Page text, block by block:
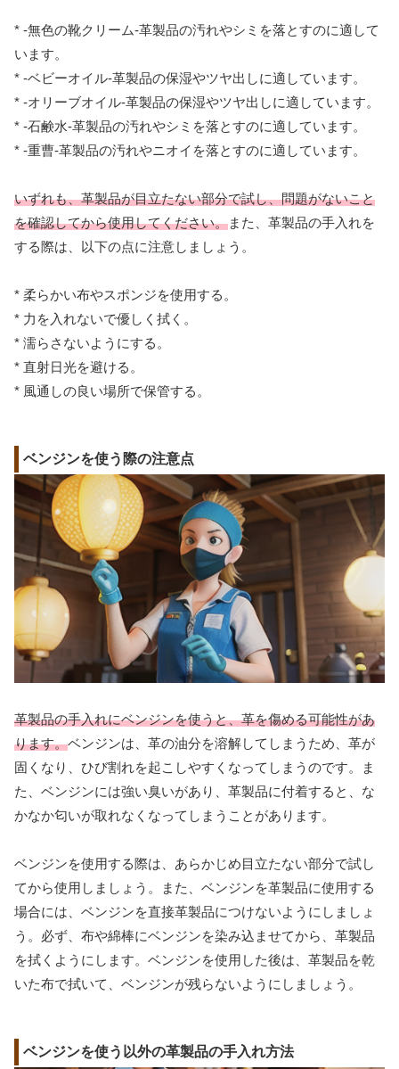
* -無色の靴クリーム-革製品の汚れやシミを落とすのに適して
います。
* -ベビーオイル-革製品の保湿やツヤ出しに適しています。
* -オリーブオイル-革製品の保湿やツヤ出しに適しています。
* -石鹸水-革製品の汚れやシミを落とすのに適しています。
* -重曹-革製品の汚れやニオイを落とすのに適しています。
いずれも、革製品が目立たない部分で試し、問題がないこと
を確認してから使用してください。また、革製品の手入れを
する際は、以下の点に注意しましょう。
* 柔らかい布やスポンジを使用する。
* 力を入れないで優しく拭く。
* 濡らさないようにする。
* 直射日光を避ける。
* 風通しの良い場所で保管する。
ベンジンを使う際の注意点
革製品の手入れにベンジンを使うと、革を傷める可能性があ
ります。ベンジンは、革の油分を溶解してしまうため、革が
固くなり、ひび割れを起こしやすくなってしまうのです。ま
た、ベンジンには強い臭いがあり、革製品に付着すると、な
かなか匂いが取れなくなってしまうことがあります。
ベンジンを使用する際は、あらかじめ目立たない部分で試し
てから使用しましょう。また、ベンジンを革製品に使用する
場合には、ベンジンを直接革製品につけないようにしましょ
う。必ず、布や綿棒にベンジンを染み込ませてから、革製品
を拭くようにします。ベンジンを使用した後は、革製品を乾
いた布で拭いて、ベンジンが残らないようにしましょう。
ベンジンを使う以外の革製品の手入れ方法